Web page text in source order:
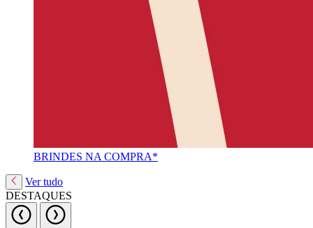
BRINDES NA COMPRA*
Ver tudo
DESTAQUES